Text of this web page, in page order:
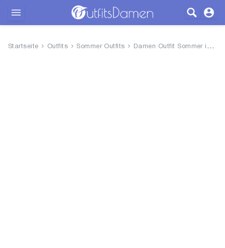
Startseite Outfits Sommer Outfits Damen Outfit Sommer inspiriert von City Fashion